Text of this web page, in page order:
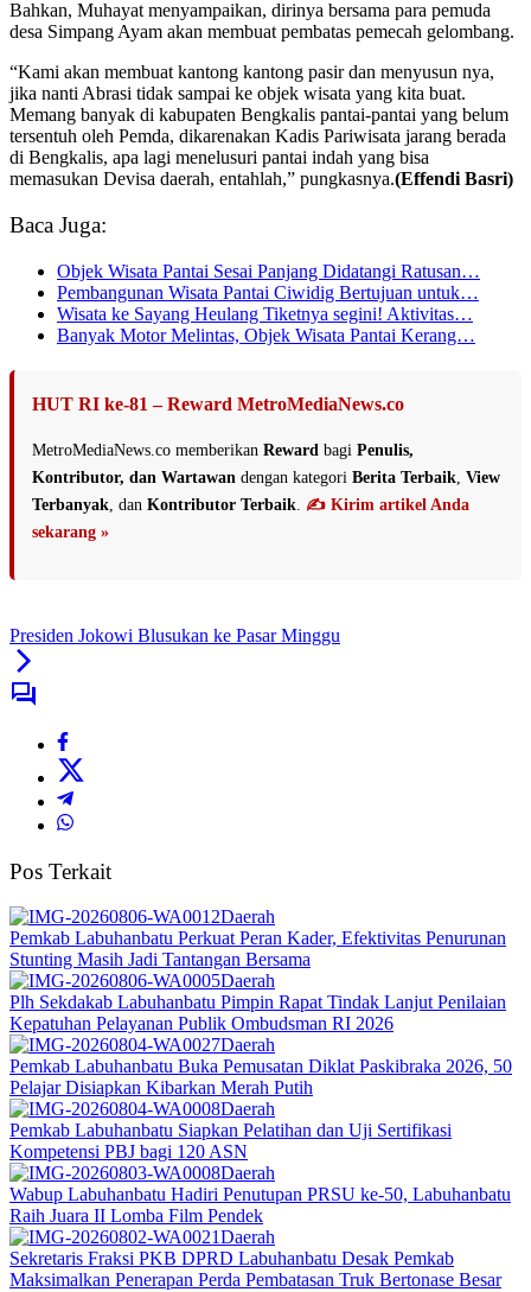
Bahkan, Muhayat menyampaikan, dirinya bersama para pemuda
desa Simpang Ayam akan membuat pembatas pemecah gelombang.
“Kami akan membuat kantong kantong pasir dan menyusun nya,
jika nanti Abrasi tidak sampai ke objek wisata yang kita buat.
Memang banyak di kabupaten Bengkalis pantai-pantai yang belum
tersentuh oleh Pemda, dikarenakan Kadis Pariwisata jarang berada
di Bengkalis, apa lagi menelusuri pantai indah yang bisa
memasukan Devisa daerah, entahlah,” pungkasnya.(Effendi Basri)
Baca Juga:
Objek Wisata Pantai Sesai Panjang Didatangi Ratusan…
Pembangunan Wisata Pantai Ciwidig Bertujuan untuk…
Wisata ke Sayang Heulang Tiketnya segini! Aktivitas…
Banyak Motor Melintas, Objek Wisata Pantai Kerang…
HUT RI ke-81 – Reward MetroMediaNews.co
MetroMediaNews.co memberikan Reward bagi Penulis,
Kontributor, dan Wartawan dengan kategori Berita Terbaik View
Terbanyak , dan Kontributor Terbaik ✍️ Kirim artikel Anda
sekarang »
Presiden Jokowi Blusukan ke Pasar Minggu
Pos Terkait
Daerah
Pemkab Labuhanbatu Perkuat Peran Kader, Efektivitas Penurunan
Stunting Masih Jadi Tantangan Bersama
Daerah
Plh Sekdakab Labuhanbatu Pimpin Rapat Tindak Lanjut Penilaian
Kepatuhan Pelayanan Publik Ombudsman RI 2026
Daerah
Pemkab Labuhanbatu Buka Pemusatan Diklat Paskibraka 2026, 50
Pelajar Disiapkan Kibarkan Merah Putih
Daerah
Pemkab Labuhanbatu Siapkan Pelatihan dan Uji Sertifikasi
Kompetensi PBJ bagi 120 ASN
Daerah
Wabup Labuhanbatu Hadiri Penutupan PRSU ke-50, Labuhanbatu
Raih Juara II Lomba Film Pendek
Daerah
Sekretaris Fraksi PKB DPRD Labuhanbatu Desak Pemkab
Maksimalkan Penerapan Perda Pembatasan Truk Bertonase Besar